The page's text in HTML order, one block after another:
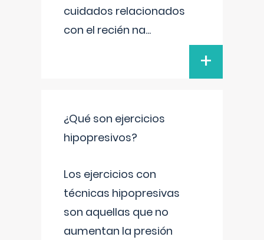
cuidados relacionados
con el recién na...
+
¿Qué son ejercicios
hipopresivos?
Los ejercicios con
técnicas hipopresivas
son aquellas que no
aumentan la presión